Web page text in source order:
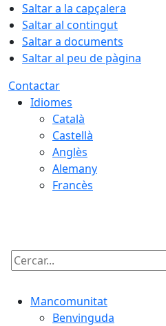
Saltar a la capçalera
Saltar al contingut
Saltar a documents
Saltar al peu de pàgina
Contactar
Idiomes
Català
Castellà
Anglès
Alemany
Francès
Cercar:
Mancomunitat
Benvinguda